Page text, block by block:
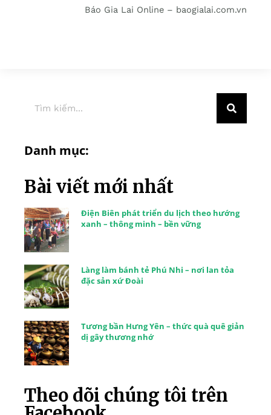
Báo Gia Lai Online – baogialai.com.vn
Danh mục:
Bài viết mới nhất
Điện Biên phát triển du lịch theo hướng
xanh – thông minh – bền vững
Làng làm bánh tẻ Phú Nhi – nơi lan tỏa
đặc sản xứ Đoài
Tương bần Hưng Yên – thức quà quê giản
dị gây thương nhớ
Theo dõi chúng tôi trên